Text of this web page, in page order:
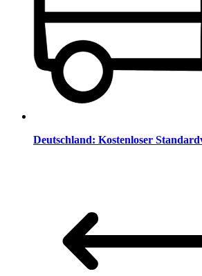
Deutschland: Kostenloser